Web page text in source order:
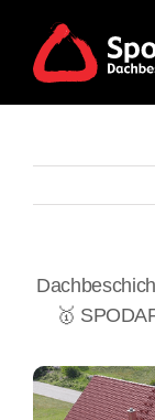
content
🥇